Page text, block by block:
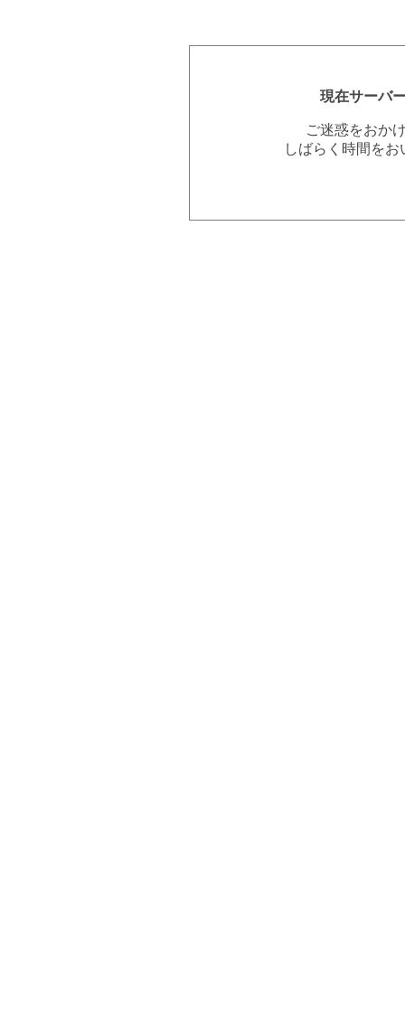
現在サーバ
ご迷惑をおか
しばらく時間を